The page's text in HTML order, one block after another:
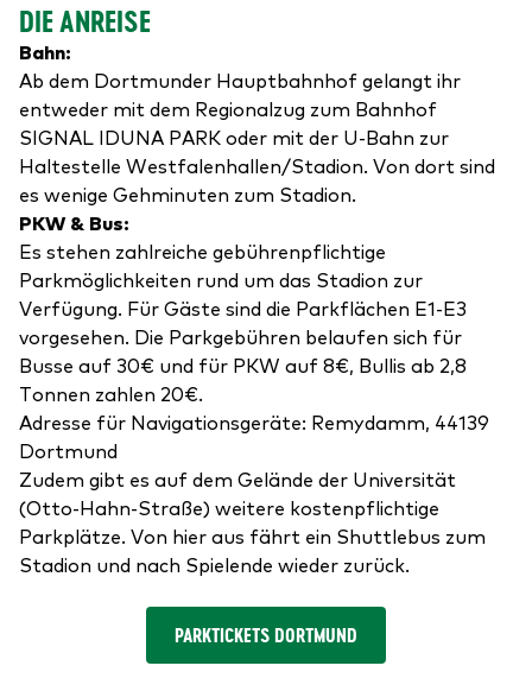
DIE ANREISE
Bahn:
Ab dem Dortmunder Hauptbahnhof gelangt ihr
entweder mit dem Regionalzug zum Bahnhof
SIGNAL IDUNA PARK oder mit der U-Bahn zur
Haltestelle Westfalenhallen/Stadion. Von dort sind
es wenige Gehminuten zum Stadion.
PKW & Bus:
Es stehen zahlreiche gebührenpflichtige
Parkmöglichkeiten rund um das Stadion zur
Verfügung. Für Gäste sind die Parkflächen E1-E3
vorgesehen. Die Parkgebühren belaufen sich für
Busse auf 30€ und für PKW auf 8€, Bullis ab 2,8
Tonnen zahlen 20€.
Adresse für Navigationsgeräte: Remydamm, 44139
Dortmund
Zudem gibt es auf dem Gelände der Universität
(Otto-Hahn-Straße) weitere kostenpflichtige
Parkplätze. Von hier aus fährt ein Shuttlebus zum
Stadion und nach Spielende wieder zurück.
PARKTICKETS DORTMUND